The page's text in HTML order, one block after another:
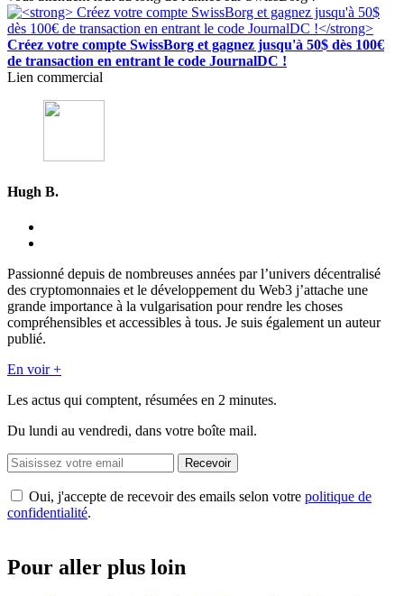
Créez votre compte SwissBorg et gagnez jusqu'à 50$ dès 100€
de transaction en entrant le code JournalDC !
Lien commercial
Hugh B.
Passionné depuis de nombreuses années par l’univers décentralisé
des cryptomonnaies et le développement du Web3 j’attache une
grande importance à la vulgarisation pour rendre les choses
compréhensibles et accessibles à tous. Je suis également un auteur
publié.
En voir +
Les actus qui comptent, résumées en 2 minutes.
Du lundi au vendredi, dans votre boîte mail.
Recevoir
Oui, j'accepte de recevoir des emails selon votre politique de
confidentialité.
Pour aller plus loin